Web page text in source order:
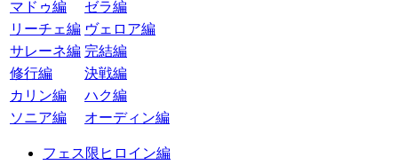
マドゥ編
ゼラ編
リーチェ編 ヴェロア編
サレーネ編 完結編
修行編
決戦編
カリン編
ハク編
ソニア編
オーディン編
フェス限ヒロイン編